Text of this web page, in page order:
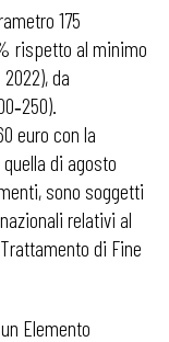
175
rispetto al minimo
da
euro con la
di agosto
sono soggetti
relativi al
di Fine
Elemento